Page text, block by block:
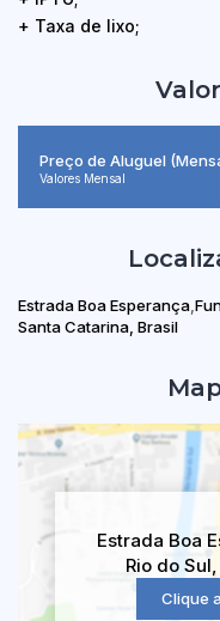
+ Taxa de lixo;
Preço de Aluguel
Valores Mensal
Estrada Boa Esperança
Santa Catarina, Brasil
Estrada Boa
Rio do Sul
Clique